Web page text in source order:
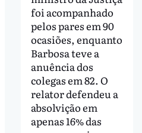
foi acompanhado
pelos pares em 90
ocasiões, enquanto
Barbosa teve a
anuência dos
colegas em 82. O
relator defendeu a
absolvição em
apenas 16% das